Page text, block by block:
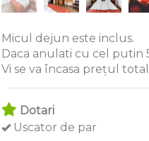
Micul dejun este inclus.
Daca anulati cu cel putin
Vi se va încasa prețul
Dotari
Uscator de par